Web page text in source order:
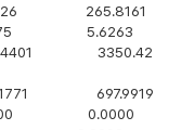
265.8161
5.6263
3350.42
697.9919
0.0000